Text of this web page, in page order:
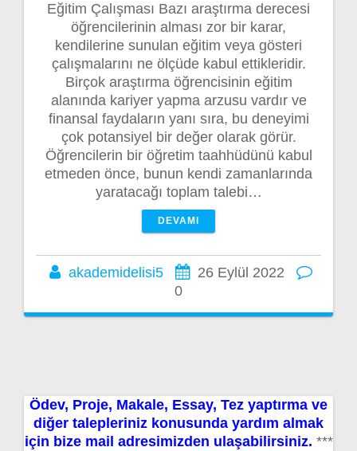
Eğitim Çalışması Bazı araştırma derecesi
öğrencilerinin alması zor bir karar,
kendilerine sunulan eğitim veya gösteri
çalışmalarını ne ölçüde kabul ettikleridir.
Birçok araştırma öğrencisinin eğitim
alanında kariyer yapma arzusu vardır ve
finansal faydaların yanı sıra, bu deneyimi
çok potansiyel bir değer olarak görür.
Öğrencilerin bir öğretim taahhüdünü kabul
etmeden önce, bunun kendi zamanlarında
yaratacağı toplam talebi…
DEVAMI
akademidelisi5
26 Eylül 2022
0
Ödev, Proje, Makale, Essay, Tez yaptırma ve
diğer talepleriniz konusunda yardım almak
için bize mail adresimizden ulaşabilirsiniz. ***